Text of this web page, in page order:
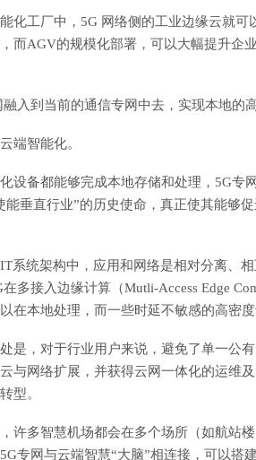
化工厂中，5G 网络侧的工业边缘云就
而AGV的规模化部署，可以大幅提升企
融入到当前的通信专网中去，实现本地的
端智能化。
设备都能够完成本地存储和处理，5G专
能垂直行业”的历史使命，真正使其能够
系统架构中，应用和网络是相对分离、
在多接入边缘计算（Mutli-Access Edge
在本地处理，而一些时延不敏感的高密
是，对于行业用户来说，避免了单一公
与网络扩展，并获得云网一体化的运维
型。
许多智慧机场都会在多个场所（如航站
专网与云端智慧“大脑”相连接，可以